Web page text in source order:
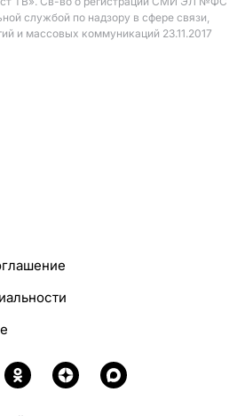
службой по надзору в сфере связи,
и массовых коммуникаций 23.11.2017